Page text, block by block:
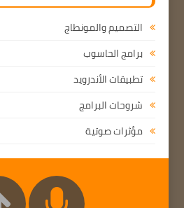
التصميم والمونطاج
برامج الحاسوب
تطبيقات الأندرويد
شروحات البرامج
مؤثرات صوتية